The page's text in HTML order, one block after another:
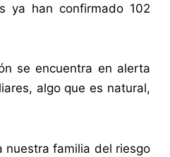
ya han confirmado 102
se encuentra en alerta
algo que es natural,
nuestra familia del riesgo